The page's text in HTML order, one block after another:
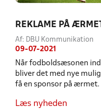
REKLAME PÅ
Af: DBU Kommunikation
09-07-2021
Når fodboldsæsonen
bliver det med nye
få en sponsor på ærmet.
Læs nyheden